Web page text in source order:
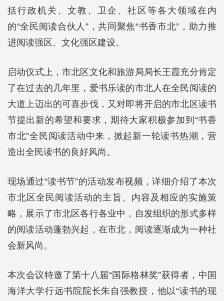
括行政机关、文教、卫企、社区等各大领域在内
的“全民阅读合伙人”，共同聚焦“书香市北”，助力推
进阅读强区、文化强区建设。
启动仪式上，市北区文化和旅游局局长王霞充分肯定
了在过去的几年里，爱书乐读的市北人在全民阅读的
大道上迈出的可喜步伐，又对即将开启的市北区读书
节提出新的希望和要求，期待大家积极参加到“书香
市北”全民阅读活动中来，掀起新一轮读书热潮，营
造出全民读书的良好风尚。
现场通过“读书节”的活动发布视频，详细介绍了本次
市北区全民阅读活动的主旨、内容及相应的实施策
略，展示了市北区各行各业中，自发组织的形式多样
的阅读活动蓬勃兴起，在市北，阅读逐渐成为一种社
会新风尚。
本次会议特邀了第十八届“国际格林奖”获得者，中国
海洋大学行远书院院长朱自强教授，他以“读书的现